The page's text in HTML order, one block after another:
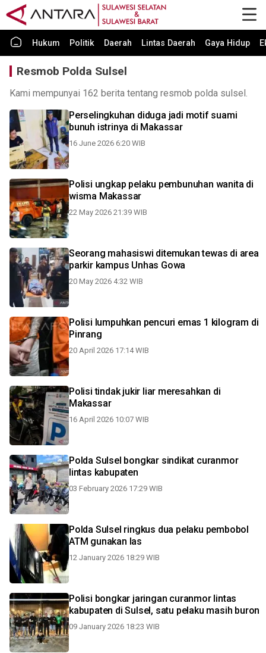
Hukum Politik Daerah Lintas Daerah Gaya Hidup
Resmob Polda Sulsel
Kami mempunyai 162 berita tentang resmob polda sulsel.
Perselingkuhan diduga jadi motif suami
bunuh istrinya di Makassar
16 June 2026 6:20 WIB
Polisi ungkap pelaku pembunuhan wanita di
wisma Makassar
22 May 2026 21:39 WIB
Seorang mahasiswi ditemukan tewas di area
parkir kampus Unhas Gowa
20 May 2026 4:32 WIB
Polisi lumpuhkan pencuri emas 1 kilogram di
Pinrang
20 April 2026 17:14 WIB
Polisi tindak jukir liar meresahkan di
Makassar
16 April 2026 10:07 WIB
Polda Sulsel bongkar sindikat curanmor
lintas kabupaten
03 February 2026 17:29 WIB
Polda Sulsel ringkus dua pelaku pembobol
ATM gunakan las
12 January 2026 18:29 WIB
Polisi bongkar jaringan curanmor lintas
kabupaten di Sulsel, satu pelaku masih buron
09 January 2026 18:23 WIB